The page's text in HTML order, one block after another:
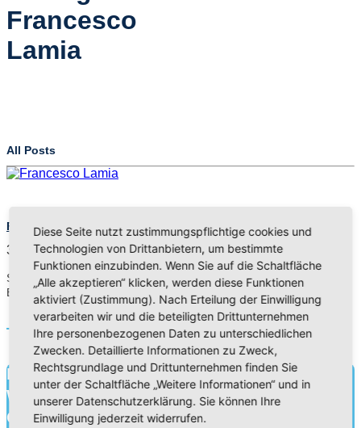
Francesco
Lamia
All Posts
Francesco Lamia zu Gast bei der Elisa-Schule (Video)
30. Okt 16
Schon als Kind verbrachte Francesco Lamia viel Zeit mit sportlicher
Betätigung. Als Jugendlicher kam…
Read More
Bildung für heute.
Wissen für morgen.
Charakter für die Ewigkeit.
Diese Seite nutzt zustimmungspflichtige cookies und
Technologien von Drittanbietern, um bestimmte
Funktionen einzubinden. Wenn Sie auf die Schaltfläche
„Alle akzeptieren“ klicken, werden diese Funktionen
aktiviert (Zustimmung). Nach Erteilung der Einwilligung
verarbeiten wir und die beteiligten Drittunternehmen
Ihre personenbezogenen Daten zu unterschiedlichen
Zwecken. Detaillierte Informationen zu Zweck,
Rechtsgrundlage und Drittunternehmen finden Sie
unter der Schaltfläche „Weitere Informationen“ und in
unserer Datenschutzerklärung. Sie können Ihre
Einwilligung jederzeit widerrufen.